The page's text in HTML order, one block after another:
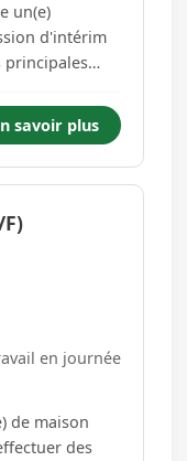
un(e)
d'intérim
de
savoir plus
en journée
de maison
des